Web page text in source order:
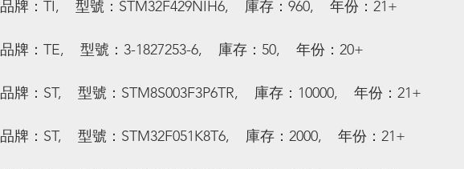
品牌：TI,    型號：STM32F429NIH6,    庫存：960,    年份：21+
品牌：TE,    型號：3-1827253-6,    庫存：50,    年份：20+
品牌：ST,    型號：STM8S003F3P6TR,    庫存：10000,    年份：21+
品牌：ST,    型號：STM32F051K8T6,    庫存：2000,    年份：21+